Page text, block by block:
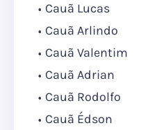
Cauã Lucas
Cauã Arlindo
Cauã Valentim
Cauã Adrian
Cauã Rodolfo
Cauã Édson